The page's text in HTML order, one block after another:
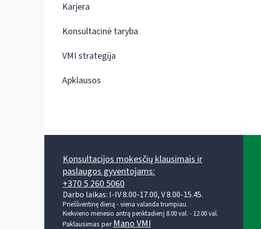
Karjera
Konsultacinė taryba
VMI strategija
Apklausos
Konsultacijos mokesčių klausimais ir
paslaugos gyventojams:
+370 5 260 5060
Darbo laikas: I-IV 8.00-17.00, V 8.00-15.45.
Prieššventinę dieną - viena valanda trumpiau.
Kiekvieno mėnesio antrą penktadienį 8.00 val. - 12.00 val.
Paklausimas perMano VMI